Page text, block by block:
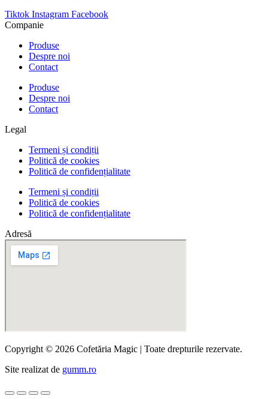
Tiktok Instagram Facebook
Companie
Produse
Despre noi
Contact
Produse
Despre noi
Contact
Legal
Termeni și condiții
Politică de cookies
Politică de confidențialitate
Termeni și condiții
Politică de cookies
Politică de confidențialitate
Adresă
Copyright © 2026 Cofetăria Magic | Toate drepturile rezervate.
Site realizat de gumm.ro